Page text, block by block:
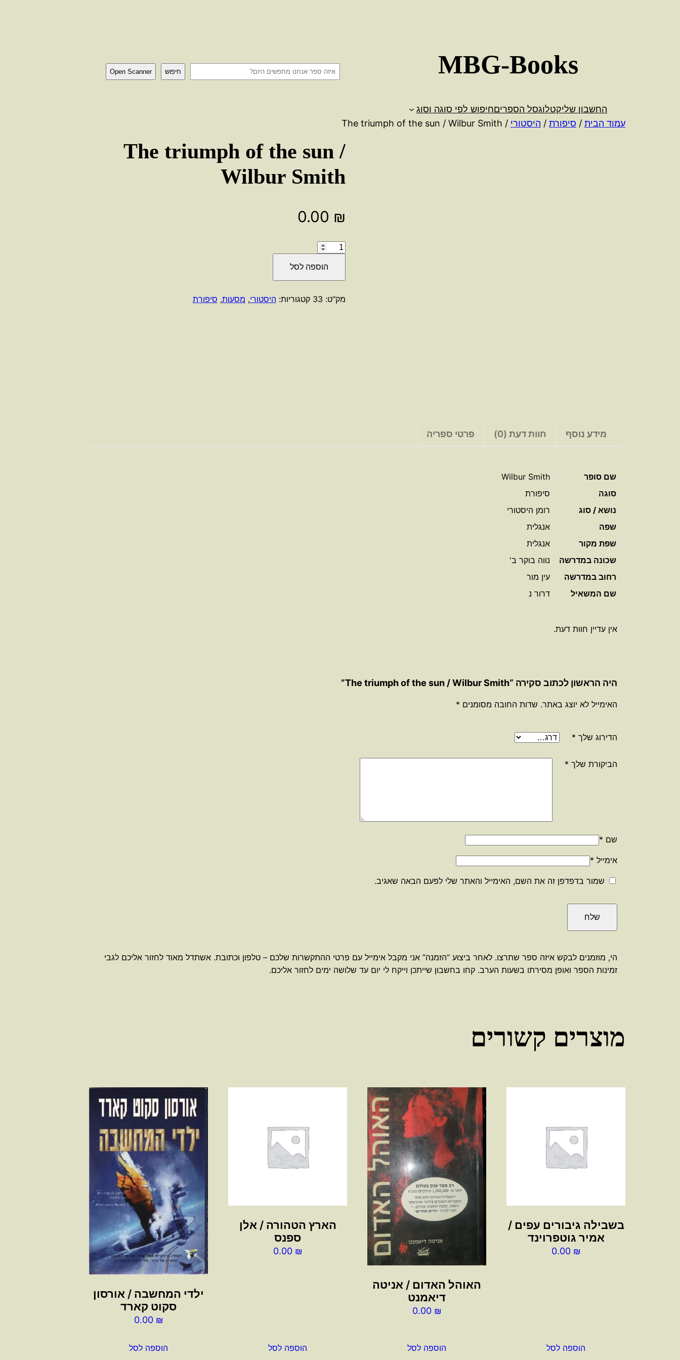
MBG-Books
החשבון שליקטלוגסל הספריםחיפוש לפי סוגה וסוג
ח
חיפוש Open Scanner
עמוד הבית / סיפורת / היסטורי / The triumph of the sun / Wilbur Smith
The triumph of the sun /
Wilbur Smith
0.00 ₪
כמות
triumph
of
הוספה לסל
מק"ט: 33 קטגוריות: היסטורי, מסעות, סיפורת
מידע נוסף חוות דעת (0) פרטי ספריה
שם סופר
Wilbur Smith
סוגה
סיפורת
נושא / סוג
רומן היסטורי
שפה
אנגלית
שפת מקור
אנגלית
שכונה במדרשה
נווה בוקר ב'
רחוב במדרשה
עין מור
שם המשאיל
דרור נ
אין עדיין חוות דעת.
היה הראשון לכתוב סקירה “The triumph of the sun / Wilbur Smith”
האימייל לא יוצג באתר. שדות החובה מסומנים *
הדירוג שלך *
הביקורת שלך *
שם *
אימייל *
שמור בדפדפן זה את השם, האימייל והאתר שלי לפעם הבאה שאגיב.
הי, מוזמנים לבקש איזה ספר שתרצו. לאחר ביצוע “הזמנה” אני מקבל אימייל עם פרטי ההתקשרות שלכם – טלפון וכתובת. אשתדל מאוד לחזור אליכם לגבי
זמינות הספר ואופן מסירתו בשעות הערב. קחו בחשבון שייתכן וייקח לי יום עד שלושה ימים לחזור אליכם.
מוצרים קשורים
בשבילה גיבורים עפים /
אמיר גוטפרוינד
0.00 ₪
הוספה לסל
האוהל האדום / אניטה
דיאמנט
0.00 ₪
הוספה לסל
הארץ הטהורה / אלן
ספנס
0.00 ₪
הוספה לסל
ילדי המחשבה / אורסון
סקוט קארד
0.00 ₪
הוספה לסל